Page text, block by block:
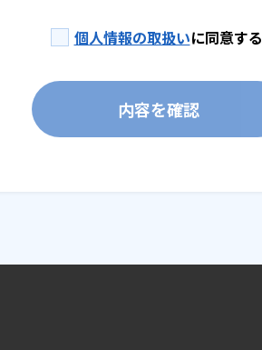
個人情報の取扱いに同意する
内容を確認